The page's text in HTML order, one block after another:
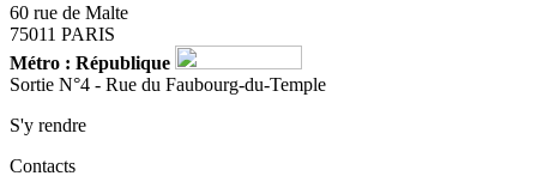
60 rue de Malte
75011 PARIS
Métro : République
Sortie N°4 - Rue du Faubourg-du-Temple
S'y rendre
Contacts